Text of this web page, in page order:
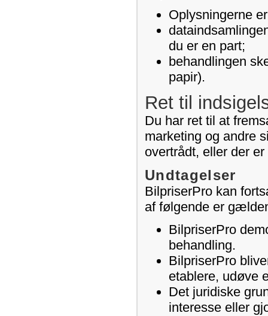
Oplysningerne
du er en part;
behandlingen
papir).
Ret til
Du har ret til at
marketing og andre
overtrådt, eller der
Undtagelser
BilpriserPro kan
af følgende er
BilpriserPro
behandling.
BilpriserPro
etablere, udøve
Det juridiske
interesse eller